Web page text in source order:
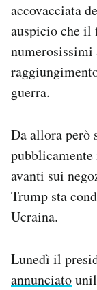
Esci
accovacciata
auspicio che il
numerosissimi
guerra.
Da allora però
avanti sui
Trump sta
Ucraina.
Lunedì il
annunciato